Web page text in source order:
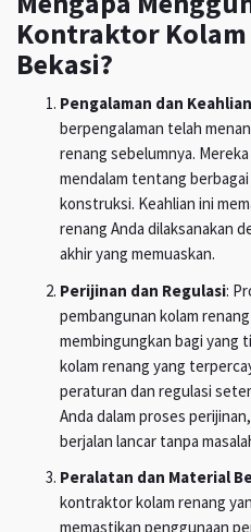
Kontraktor Kolam
Bekasi?
Pengalaman dan Keahlian
berpengalaman telah
renang sebelumnya.
mendalam tentang
konstruksi. Keahlian ini
renang Anda dilaksanakan
akhir yang memuaskan.
Perijinan dan Regulasi:
pembangunan kolam
membingungkan bagi yang
kolam renang yang
peraturan dan regulasi
Anda dalam proses
berjalan lancar tanpa
Peralatan dan Material
kontraktor kolam renang
memastikan penggunaan